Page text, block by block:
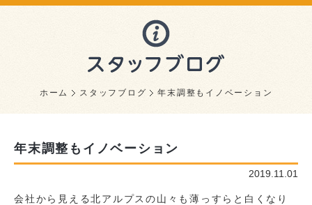
ホーム スタッフブログ 年末調整もイノベーション
年末調整もイノベーション
2019.11.01
会社から見える北アルプスの山々も薄っすらと白くなり